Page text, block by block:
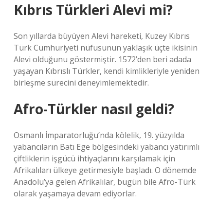
Kıbrıs Türkleri Alevi mi?
Son yıllarda büyüyen Alevi hareketi, Kuzey Kıbrıs
Türk Cumhuriyeti nüfusunun yaklaşık üçte ikisinin
Alevi olduğunu göstermiştir. 1572’den beri adada
yaşayan Kıbrıslı Türkler, kendi kimlikleriyle yeniden
birleşme sürecini deneyimlemektedir.
Afro-Türkler nasıl geldi?
Osmanlı İmparatorluğu’nda kölelik, 19. yüzyılda
yabancıların Batı Ege bölgesindeki yabancı yatırımlı
çiftliklerin işgücü ihtiyaçlarını karşılamak için
Afrikalıları ülkeye getirmesiyle başladı. O dönemde
Anadolu’ya gelen Afrikalılar, bugün bile Afro-Türk
olarak yaşamaya devam ediyorlar.